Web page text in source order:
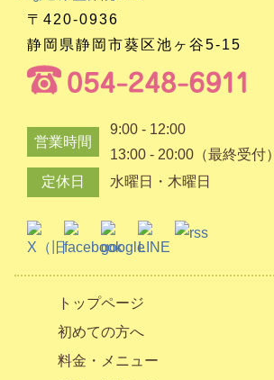
〒420-0936
静岡県静岡市葵区池ヶ谷5-15
営業時間
9:00 - 12:00
13:00 - 20:00（最終受付）
定休日
水曜日・木曜日
トップページ
初めての方へ
料金・メニュー